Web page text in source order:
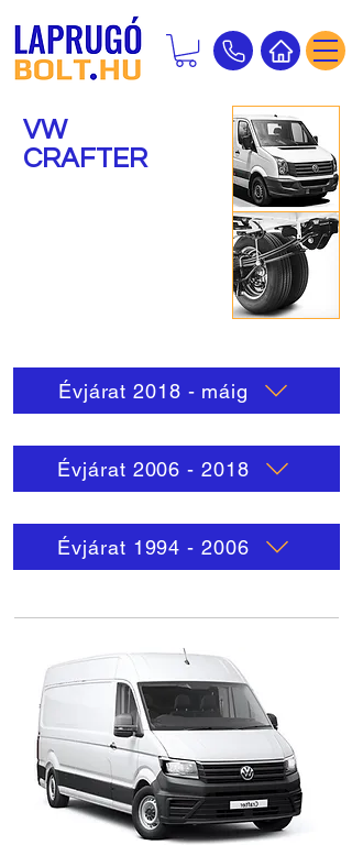
VW
CRAFTER
Évjárat 2018 - máig
Évjárat 2006 - 2018
Évjárat 1994 - 2006